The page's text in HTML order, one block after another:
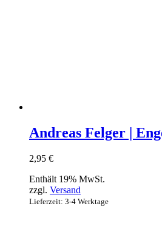
Andreas Felger |
2,95 €
Enthält 19% MwSt.
zzgl. Versand
Lieferzeit: 3-4 Werktage